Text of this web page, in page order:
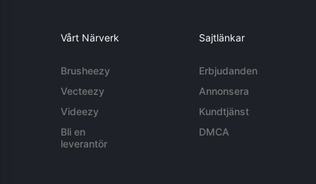
Vårt Närverk
Brusheezy
Vecteezy
Videezy
Bli en
leverantör
Sajtlänkar
Erbjudanden
Annonsera
Kundtjänst
DMCA